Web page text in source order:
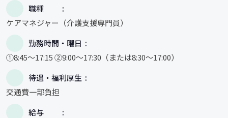
職種
ケアマネジャー（介護支援専門員）
勤務時間・曜日
①8:45～17:15 ②9:00～17:30（または8:30～17:00）
待遇・福利厚生
交通費一部負担
給与